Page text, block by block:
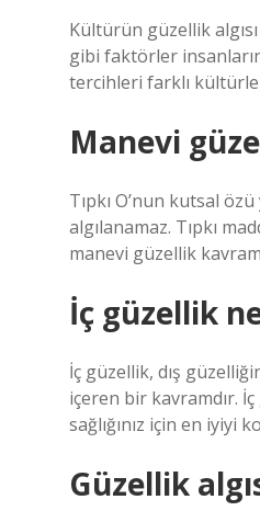
Kültürün güzellik
gibi faktörler
tercihleri ​​farklı
Manevi
Tıpkı O’nun kutsal
algılanamaz. Tıpkı
manevi güzellik
İç güzellik
İç güzellik, dış
içeren bir kavramdır.
sağlığınız için en iyiyi
Güzellik